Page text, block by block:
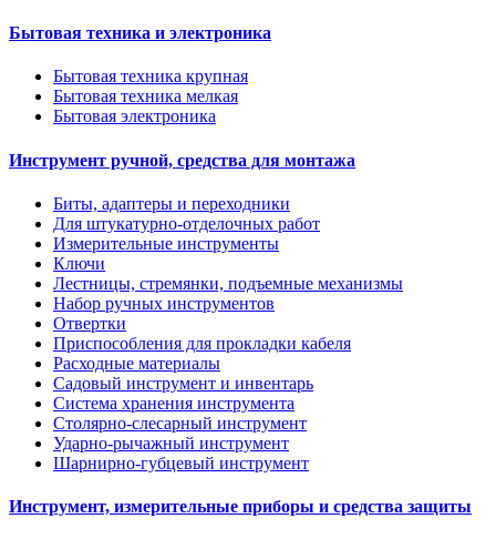
Бытовая техника и электроника
Бытовая техника крупная
Бытовая техника мелкая
Бытовая электроника
Инструмент ручной, средства для монтажа
Биты, адаптеры и переходники
Для штукатурно-отделочных работ
Измерительные инструменты
Ключи
Лестницы, стремянки, подъемные механизмы
Набор ручных инструментов
Отвертки
Приспособления для прокладки кабеля
Расходные материалы
Садовый инструмент и инвентарь
Система хранения инструмента
Столярно-слесарный инструмент
Ударно-рычажный инструмент
Шарнирно-губцевый инструмент
Инструмент, измерительные приборы и средства защиты